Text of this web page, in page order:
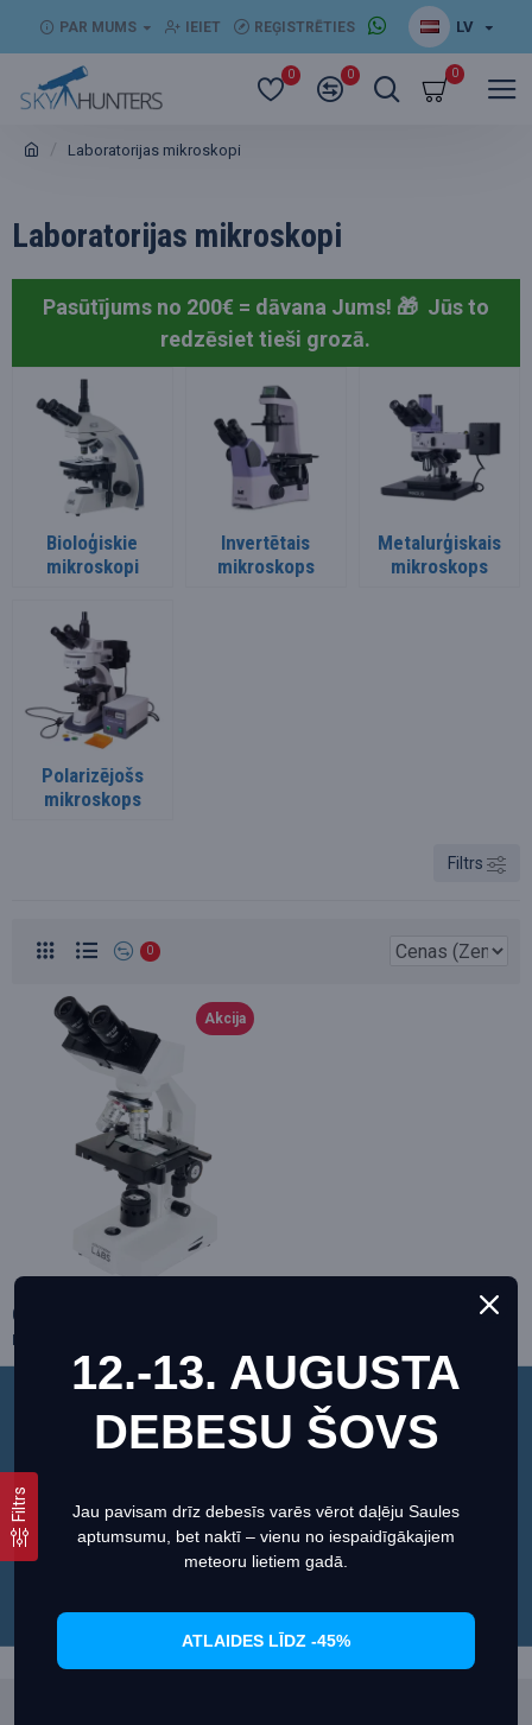
Šī vietne izmanto sīkfailus, lai nodrošinātu jums
vislabāko pieredzi mūsu vietnē.
Iestatiet Piekrītu
PAR MUMS IEIET REĢISTRĒTIES LV
0 0 0
Laboratorijas mikroskopi
Laboratorijas mikroskopi
Pasūtījums no 200€ = dāvana Jums! 🎁 Jūs to
redzēsiet tieši grozā.
Bioloģiskie
mikroskopi
Invertētais
mikroskops
Metalurģiskais
mikroskops
Polarizējošs
mikroskops
Filtrs
0
Akcija
F_44135
Celestron Labs CB1000CF
mikroskops
659.90€
Rāda no 1 līdz 1 kopā 1 (Kopā lapu - 1)
Filtrs
12.-13. AUGUSTA
DEBESU ŠOVS
Jau pavisam drīz debesīs varēs vērot daļēju Saules
aptumsumu, bet naktī – vienu no iespaidīgākajiem
meteoru lietiem gadā.
ATLAIDES LĪDZ -45%